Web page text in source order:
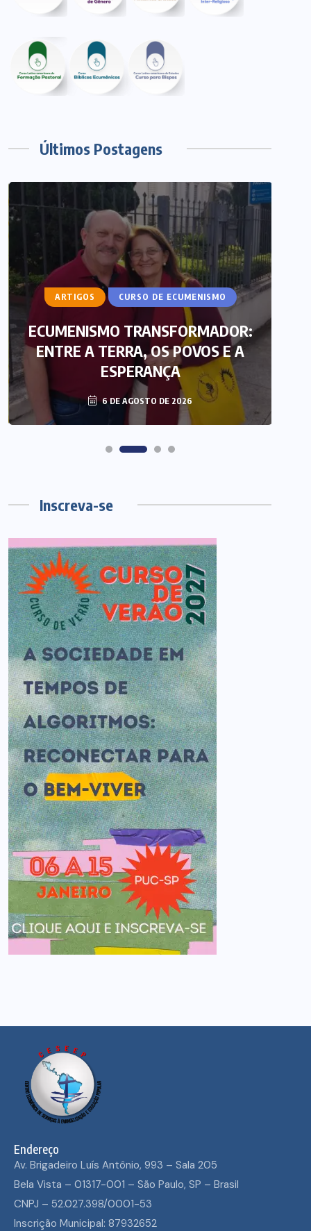
Últimos Postagens
ARTIGOS CURSO DE ECUMENISMO
ECUMENISMO TRANSFORMADOR:
ENTRE A TERRA, OS POVOS E A
ESPERANÇA
6 DE AGOSTO DE 2026
Inscreva-se
Endereço
Av. Brigadeiro Luís Antônio, 993 – Sala 205
Bela Vista – 01317-001 – São Paulo, SP – Brasil
CNPJ – 52.027.398/0001-53
Inscrição Municipal: 87932652